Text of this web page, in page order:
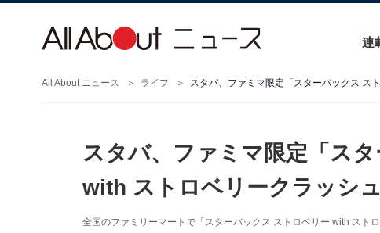
連
All About ニュース ライフ スタバ、ファミマ限定「スターバックス ス
スタバ、ファミマ限定「ス
with ストロベリークラッシ
全国のファミリーマートで「スターバックス ストロベリー with スト